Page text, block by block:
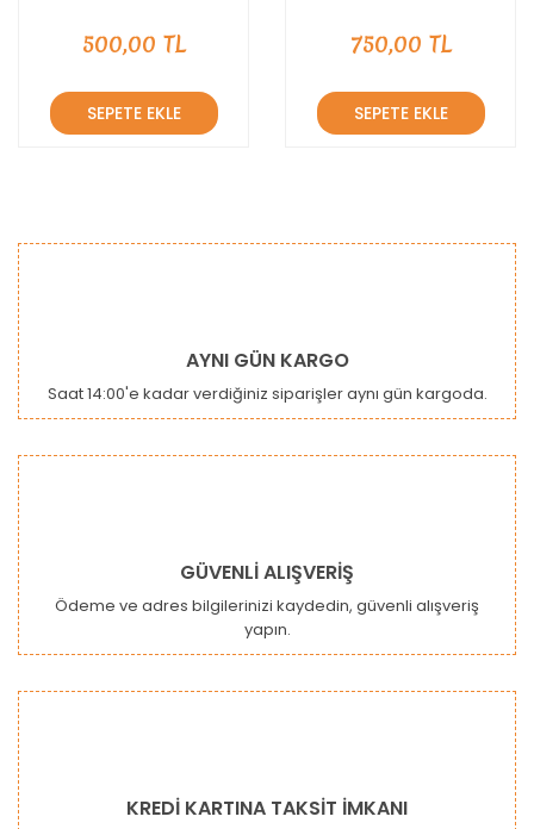
500,00 TL
SEPETE EKLE
750,00 TL
SEPETE EKLE
AYNI GÜN KARGO
Saat 14:00'e kadar verdiğiniz siparişler aynı gün kargoda.
GÜVENLİ ALIŞVERİŞ
Ödeme ve adres bilgilerinizi kaydedin, güvenli alışveriş
yapın.
KREDİ KARTINA TAKSİT İMKANI